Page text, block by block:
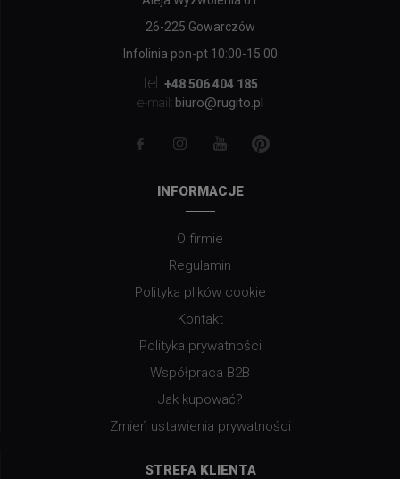
26-225 Gowarczów
Infolinia pon-pt 10:00-15:00
tel.
+48 506 404 185
e-mail: biuro@rugito.pl
INFORMACJE
O firmie
Regulamin
Polityka plików cookie
Kontakt
Polityka prywatności
Współpraca B2B
Jak kupować?
Zmień ustawienia prywatności
STREFA KLIENTA